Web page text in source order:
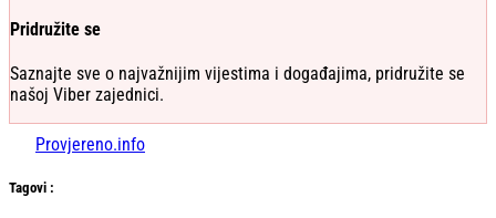
Pridružite se
Saznajte sve o najvažnijim vijestima i događajima, pridružite se
našoj Viber zajednici.
Provjereno.info
Tagovi :